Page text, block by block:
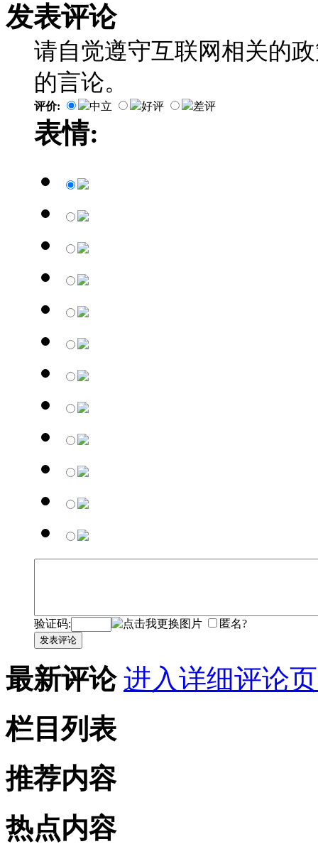
发表评论
请自觉遵守互联网相关的
的言论。
评价: 中立 好评 差评
表情:
验证码: 匿名?
发表评论
最新评论 进入详细评论
栏目列表
推荐内容
热点内容